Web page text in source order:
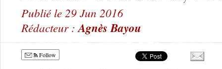
Publié le 29 Jun 2016
Rédacteur :Agnès Bayou
Follow